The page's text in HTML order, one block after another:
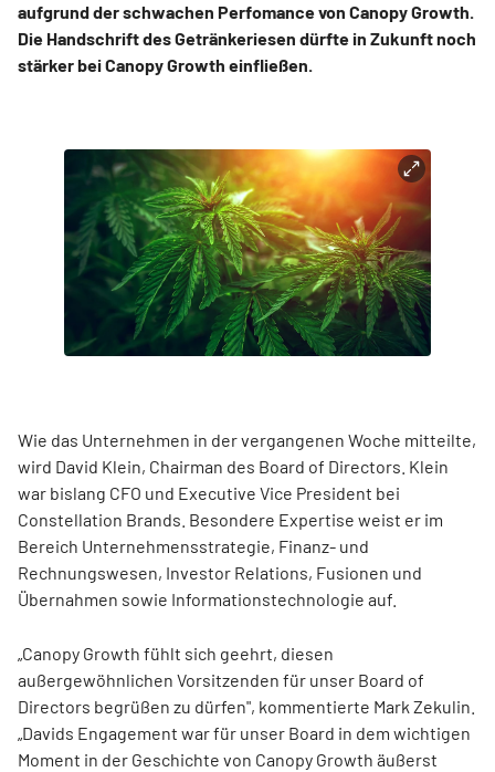
aufgrund der schwachen Perfomance von Canopy Growth.
Die Handschrift des Getränkeriesen dürfte in Zukunft noch
stärker bei Canopy Growth einfließen.
Wie das Unternehmen in der vergangenen Woche mitteilte,
wird David Klein, Chairman des Board of Directors. Klein
war bislang CFO und Executive Vice President bei
Constellation Brands. Besondere Expertise weist er im
Bereich Unternehmensstrategie, Finanz- und
Rechnungswesen, Investor Relations, Fusionen und
Übernahmen sowie Informationstechnologie auf.
„Canopy Growth fühlt sich geehrt, diesen
außergewöhnlichen Vorsitzenden für unser Board of
Directors begrüßen zu dürfen", kommentierte Mark Zekulin.
„Davids Engagement war für unser Board in dem wichtigen
Moment in der Geschichte von Canopy Growth äußerst